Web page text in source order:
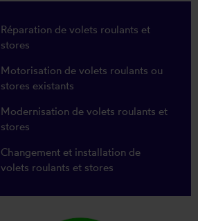
Réparation de volets roulants et
stores
Motorisation de volets roulants ou
stores existants
Modernisation de volets roulants et
stores
Changement et installation de
volets roulants et stores